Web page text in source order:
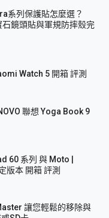
系列保護貼怎麼選？
鏡頭貼與軍規防摔殼完
Watch 5 開箱 評測
聯想 Yoga Book 9
60 系列 與 Moto |
版本 開箱 評測
讓您輕鬆的移除與